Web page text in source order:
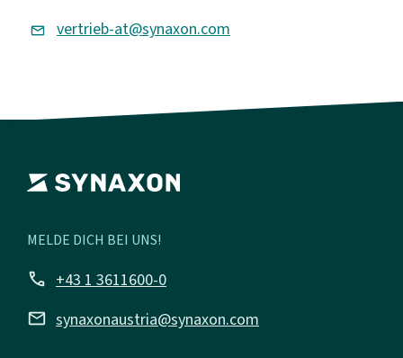
vertrieb-at@synaxon.com
MELDE DICH BEI UNS!
call +43 1 3611600-0
mail synaxonaustria@synaxon.com